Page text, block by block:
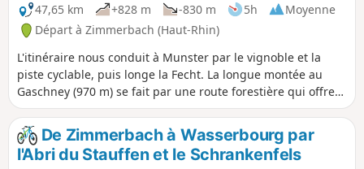
47,65 km
+828 m -830 m 5h
Moyenne
Départ à Zimmerbach (Haut-Rhin)
L'itinéraire nous conduit à Munster par le vignoble et la
piste cyclable, puis longe la Fecht. La longue montée au
Gaschney (970 m) se fait par une route forestière qui offre
de belles vues sur la petite vallée de Munster. Un chemin,
assez caillouteux par endroits, permet de rejoindre
Metzeral (Steinabrück). Le retour se fait par la piste cyclable
du piémont.
De Zimmerbach à Wasserbourg par
l'Abri du Stauffen et le Schrankenfels